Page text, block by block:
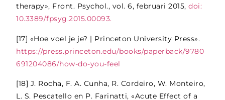
therapy», Front. Psychol., vol. 6, februari 2015,doi:
10.3389/fpsyg.2015.00093.
[17] «Hoe voel je je? | Princeton University Press».
https://press.princeton.edu/books/paperback/9780
691204086/how-do-you-feel
[18] J. Rocha, F. A. Cunha, R. Cordeiro, W. Monteiro,
L. S. Pescatello en P. Farinatti, «Acute Effect of a